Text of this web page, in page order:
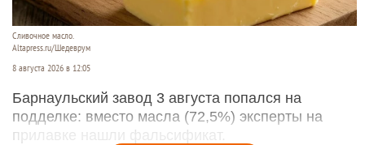
Сливочное масло.
Altapress.ru/Шедеврум
8 августа 2026 в 12:05
Барнаульский завод 3 августа попался на
подделке: вместо масла (72,5%) эксперты на
прилавке нашли фальсификат.